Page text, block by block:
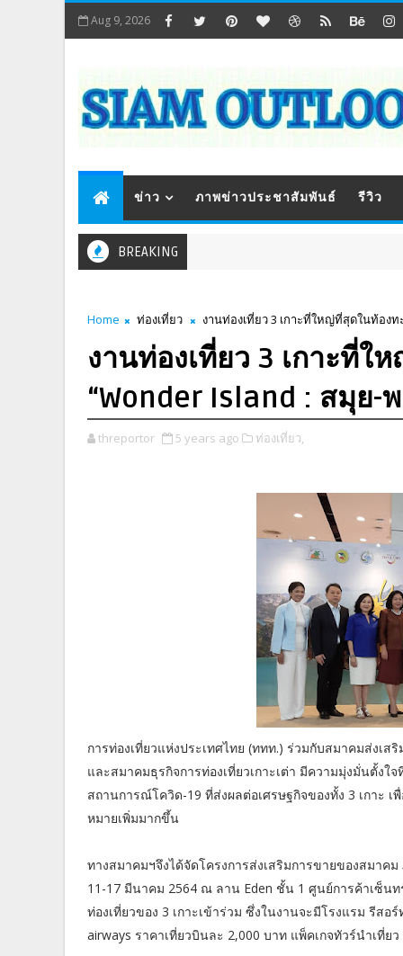
Aug 9, 2026
ข่าว ภาพข่าวประชาสัมพันธ์ รีวิว
BREAKING
Home ท่องเที่ยว งานท่องเที่ยว 3 เกาะที่ใหญ่ที่สุดในท้องท
งานท่องเที่ยว 3 เกาะที่ใ
“Wonder Island : สมุย-พ
threportor 5 years ago ท่องเที่ยว,
การท่องเที่ยวแห่งประเทศไทย (ททท.) ร่วมกับสมาคมส่งเส
และสมาคมธุรกิจการท่องเที่ยวเกาะเต่า มีความมุ่งมั่นตั้งใ
สถานการณ์โควิด-19 ที่ส่งผลต่อเศรษฐกิจของทั้ง 3 เกาะ
หมายเพิ่มมากขึ้น
ทางสมาคมฯจึงได้จัดโครงการส่งเสริมการขายของสมาค
11-17 มีนาคม 2564 ณ ลาน Eden ชั้น 1 ศูนย์การค้าเซ็น
ท่องเที่ยวของ 3 เกาะเข้าร่วม ซึ่งในงานจะมีโรงแรม รีส
airways ราคาเที่ยวบินละ 2,000 บาท แพ็คเกจทัวร์นำเที่